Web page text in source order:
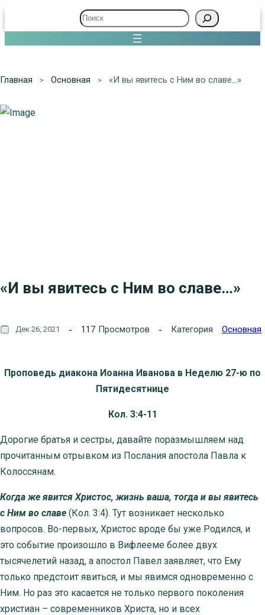
Поиск
Главная Основная «И вы явитесь с Ним во славе…»
«И вы явитесь с Ним во славе…»
Дек 26, 2021 117 Просмотров Категория Основная
Проповедь диакона Иоанна Иванова в Неделю 27-ю по
Пятидесятнице
Кол. 3:4-11
Дорогие братья и сестры, давайте поразмышляем над
прочитанным отрывком из Послания апостола Павла к
Колоссянам.
Когда же явится Христос, жизнь ваша, тогда и вы явитесь
с Ним во славе (Кол. 3:4). Тут возникает несколько
вопросов. Во-первых, Христос вроде бы уже Родился, и
это событие произошло в Вифлееме более двух
тысячелетий назад, а апостол Павел заявляет, что Ему
только предстоит явиться, и мы явимся одновременно с
Ним. Но раз это касается не только первого поколения
христиан – современников Христа, но и всех